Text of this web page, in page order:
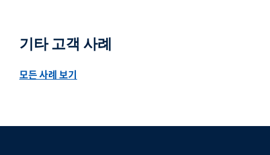
기타 고객 사례
모든 사례 보기